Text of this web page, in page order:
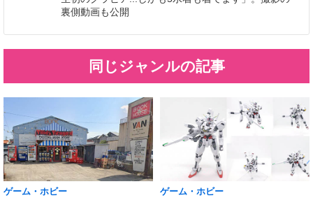
裏側動画も公開
同じジャンルの記事
ゲーム・ホビー ゲーム・ホビー